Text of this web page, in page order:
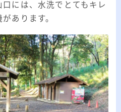
には、水洗でとてもキレ
あります。